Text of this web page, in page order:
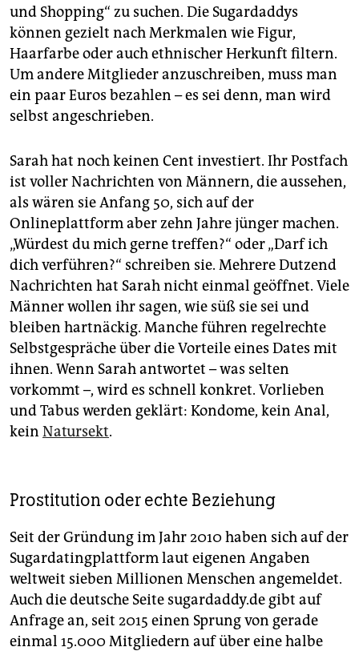
und Shopping“ zu suchen. Die Sugardaddys
können gezielt nach Merkmalen wie Figur,
Haarfarbe oder auch ethnischer Herkunft filtern.
Um andere Mitglieder anzuschreiben, muss man
ein paar Euros bezahlen – es sei denn, man wird
selbst angeschrieben.
Sarah hat noch keinen Cent investiert. Ihr Postfach
ist voller Nachrichten von Männern, die aussehen,
als wären sie Anfang 50, sich auf der
Onlineplattform aber zehn Jahre jünger machen.
„Würdest du mich gerne treffen?“ oder „Darf ich
dich verführen?“ schreiben sie. Mehrere Dutzend
Nachrichten hat Sarah nicht einmal geöffnet. Viele
Männer wollen ihr sagen, wie süß sie sei und
bleiben hartnäckig. Manche führen regelrechte
Selbstgespräche über die Vorteile eines Dates mit
ihnen. Wenn Sarah antwortet – was selten
vorkommt –, wird es schnell konkret. Vorlieben
und Tabus werden geklärt: Kondome, kein Anal,
kein Natursekt.
Prostitution oder echte Beziehung
Seit der Gründung im Jahr 2010 haben sich auf der
Sugardatingplattform laut eigenen Angaben
weltweit sieben Millionen Menschen angemeldet.
Auch die deutsche Seite sugardaddy.de gibt auf
Anfrage an, seit 2015 einen Sprung von gerade
einmal 15.000 Mitgliedern auf über eine halbe